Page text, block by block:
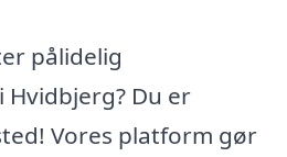
pålidelig
Hvidbjerg? Du er
Vores platform gør